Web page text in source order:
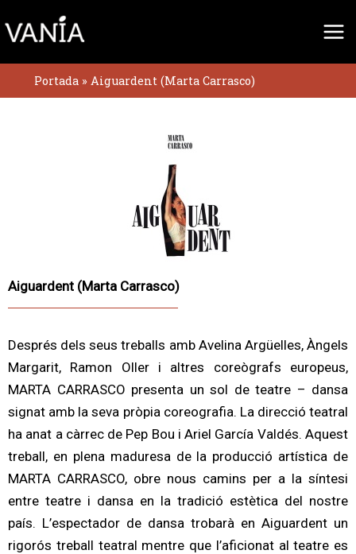
al
Portada » Aiguardent (Marta Carrasco)
Aiguardent (Marta Carrasco)
Després dels seus treballs amb Avelina Argüelles, Àngels
Margarit, Ramon Oller i altres coreògrafs europeus,
MARTA CARRASCO presenta un sol de teatre – dansa
signat amb la seva pròpia coreografia. La direcció teatral
ha anat a càrrec de Pep Bou i Ariel García Valdés. Aquest
treball, en plena maduresa de la producció artística de
MARTA CARRASCO, obre nous camins per a la síntesi
entre teatre i dansa en la tradició estètica del nostre
país. L’espectador de dansa trobarà en Aiguardent un
rigorós treball teatral mentre que l’aficionat al teatre es